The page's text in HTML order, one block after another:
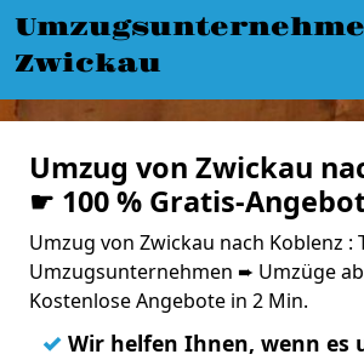
Zwickau
Umzug von Zwickau
☛ 100 % Gratis-
Umzug von Zwickau nach Koblenz :
Umzugsunternehmen ➨ Umzüge ab
Kostenlose Angebote in 2 Min.
✓ Wir helfen Ihnen, wenn es